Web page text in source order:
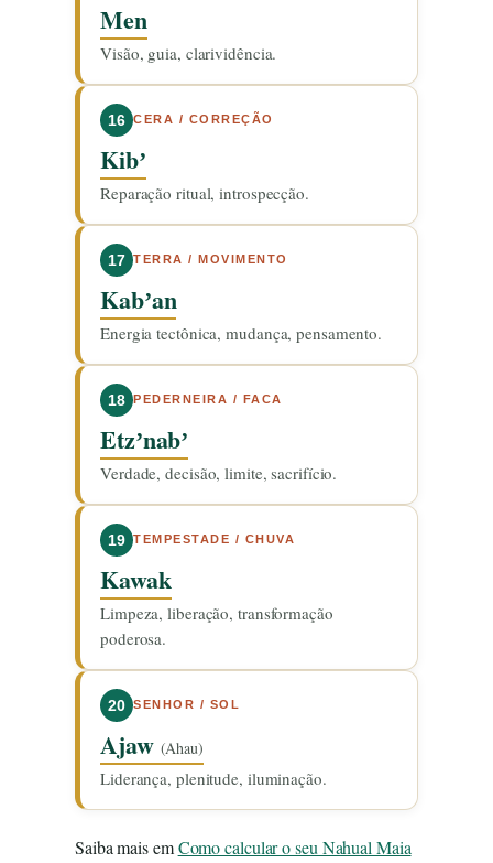
Men
Visão, guia, clarividência.
16 CERA / CORREÇÃO
Kibʼ
Reparação ritual, introspecção.
17 TERRA / MOVIMENTO
Kabʼan
Energia tectônica, mudança, pensamento.
18 PEDERNEIRA / FACA
Etzʼnabʼ
Verdade, decisão, limite, sacrifício.
19 TEMPESTADE / CHUVA
Kawak
Limpeza, liberação, transformação
poderosa.
20 SENHOR / SOL
Ajaw (Ahau)
Liderança, plenitude, iluminação.
Saiba mais emComo calcular o seu Nahual Maia